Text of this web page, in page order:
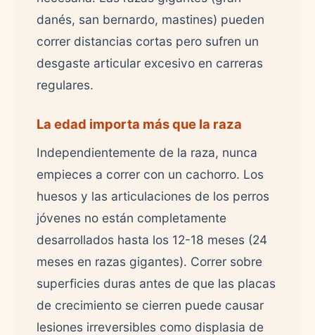
danés, san bernardo, mastines) pueden
correr distancias cortas pero sufren un
desgaste articular excesivo en carreras
regulares.
La edad importa más que la raza
Independientemente de la raza, nunca
empieces a correr con un cachorro. Los
huesos y las articulaciones de los perros
jóvenes no están completamente
desarrollados hasta los 12-18 meses (24
meses en razas gigantes). Correr sobre
superficies duras antes de que las placas
de crecimiento se cierren puede causar
lesiones irreversibles como displasia de